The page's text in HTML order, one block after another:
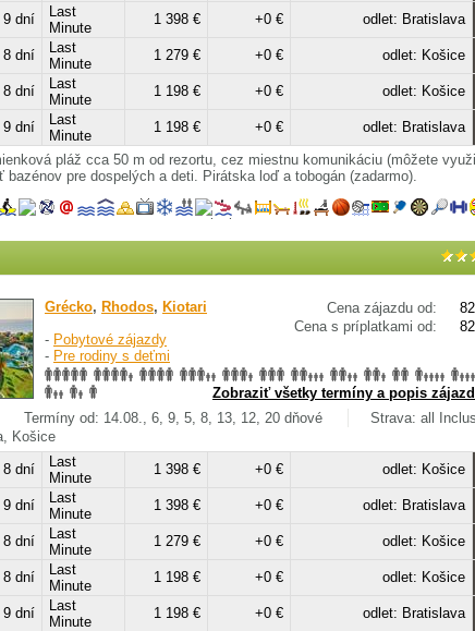
9 dní
Last
Minute
1 398 € +0 € odlet: Bratislava
8 dní
Last
Minute
1 279 € +0 € odlet: Košice
8 dní
Last
Minute
1 198 € +0 € odlet: Košice
9 dní
Last
Minute
1 198 € +0 €
odlet: Bratislava
pláž cca 50 m od rezortu, cez miestnu komunikáciu (môžete
bazénov pre dospelých a deti. Pirátska loď a tobogán (zadarmo).
Cena zájazdu od:
Cena s príplatkami od:
Grécko, Rhodos, Kiotari
- Pobytové zájazdy
- Pre rodiny s deťmi
Zobraziť všetky termíny a popis
Termíny od: 14.08., 6, 9, 5, 8, 13, 12, 20 dňové
Strava: all
Košice
8 dní
Last
Minute
1 398 € +0 € odlet: Košice
9 dní
Last
Minute
1 398 € +0 € odlet: Bratislava
8 dní
Last
Minute
1 279 € +0 € odlet: Košice
8 dní
Last
Minute
1 198 € +0 € odlet: Košice
9 dní
Last
Minute
1 198 € +0 €
odlet: Bratislava